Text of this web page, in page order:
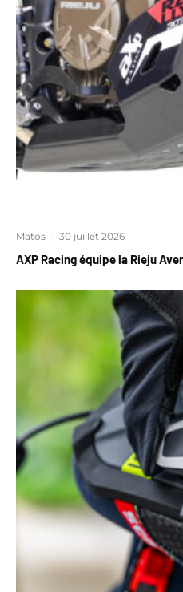
Matos · 30 juillet 2026
AXP Racing équipe la Rieju